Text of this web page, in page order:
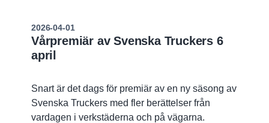
2026-04-01
Vårpremiär av Svenska Truckers 6
april
Snart är det dags för premiär av en ny säsong av
Svenska Truckers med fler berättelser från
vardagen i verkstäderna och på vägarna.